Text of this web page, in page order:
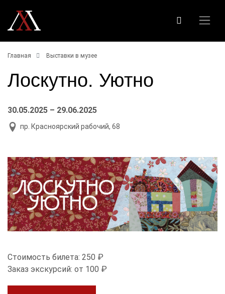
Главная Выставки в музее
Лоскутно. Уютно
30.05.2025 – 29.06.2025
пр. Красноярский рабочий, 68
Стоимость билета: 250 ₽
Заказ экскурсий: от 100 ₽